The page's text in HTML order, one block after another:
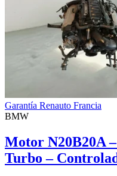
Garantía Renauto Francia
BMW
Motor N20B20A
Turbo –